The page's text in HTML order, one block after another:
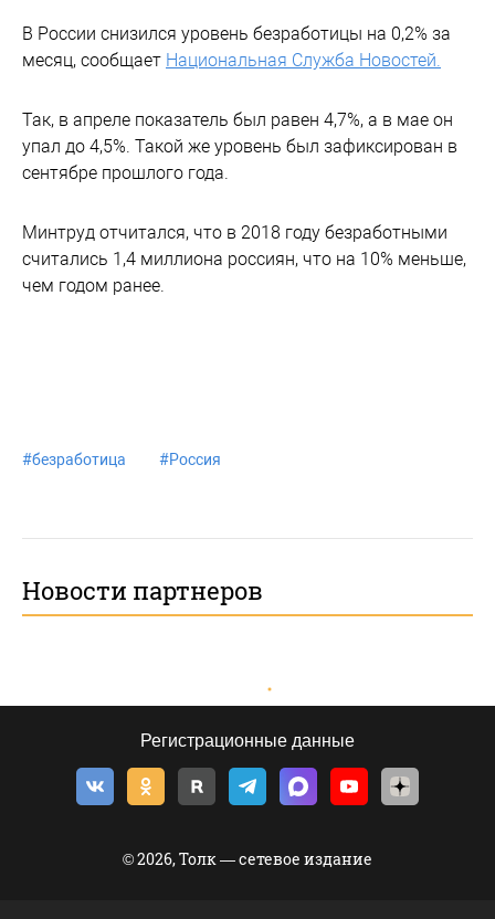
В России снизился уровень безработицы на 0,2% за
месяц, сообщает Национальная Служба Новостей.
Так, в апреле показатель был равен 4,7%, а в мае он
упал до 4,5%. Такой же уровень был зафиксирован в
сентябре прошлого года.
Минтруд отчитался, что в 2018 году безработными
считались 1,4 миллиона россиян, что на 10% меньше,
чем годом ранее.
#безработица #Россия
Новости партнеров
Регистрационные данные
© 2026, Толк — сетевое издание